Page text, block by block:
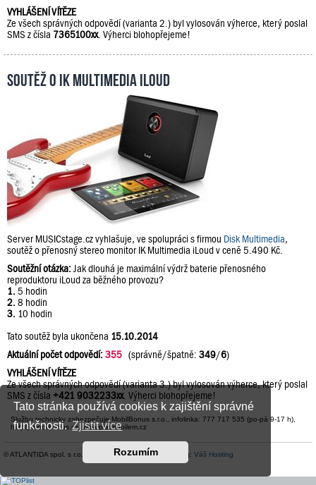
Tato stránka používá cookies k zajištění správné
funkčnosti.Zjistit více
Rozumím
VYHLÁŠENÍ VÍTĚZE
Ze všech správných odpovědí (varianta 2.) byl vylosován výherce, který poslal
SMS z čísla 7365100xx. Výherci blohopřejeme!
Soutěž o IK Multimedia iLoud
Server MUSICstage.cz vyhlašuje, ve spolupráci s firmou Disk Multimedia,
soutěž o přenosný stereo monitor IK Multimedia iLoud v ceně 5.490 Kč.
Soutěžní otázka: Jak dlouhá je maximální výdrž baterie přenosného
reproduktoru iLoud za běžného provozu?
1. 5 hodin
2. 8 hodin
3. 10 hodin
Tato soutěž byla ukončena 15.10.2014
Aktuální počet odpovědí:355 (správně/špatně: 349/6)
VYHLÁŠENÍ VÍTĚZE
Ze všech správných odpovědí (varianta 3.) byl vylosován výherce, který poslal
SMS z čísla +421 9032233xx. Výherci blohopřejeme!
Službu technicky zabezpečuje MobilBonus s.r.o., infolinka: 777 717 535 (po-pá 9-17 h),
help@mobilbonus.cz, www.platmobilem.cz
© ATLANTIDA spol. s r.o. | Kontaktní údaje| Hosting: Váš Hosting